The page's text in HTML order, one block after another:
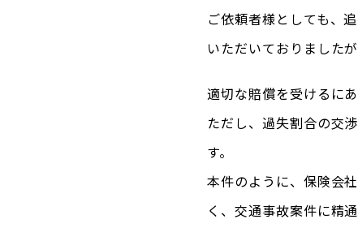
ご依頼者様としても、
いただいておりました
適切な賠償を受けるに
ただし、過失割合の交
す。
本件のように、保険会
く、交通事故案件に精